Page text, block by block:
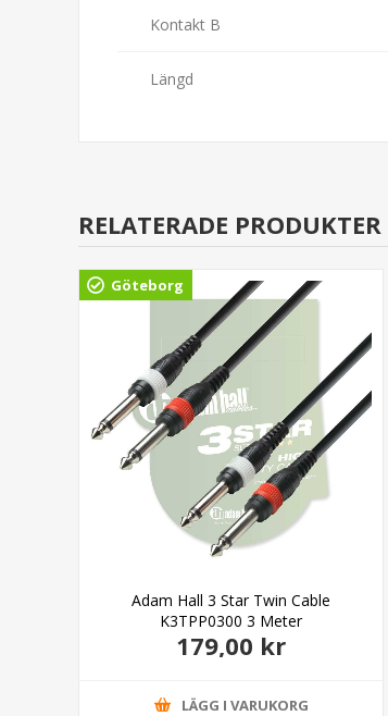
Kontakt B
Längd
RELATERADE PRODUKTER
Göteborg
Adam Hall 3 Star Twin Cable
K3TPP0300 3 Meter
179,00 kr
LÄGG I VARUKORG